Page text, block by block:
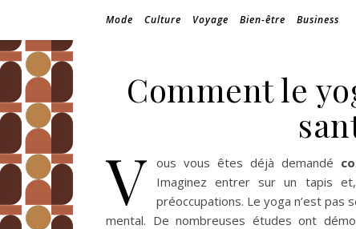
Mode Culture Voyage Bien-être Business
Comment le
V ous vous êtes déjà demandé
Imaginez entrer sur un tapis
préoccupations. Le yoga n’est pas
mental. De nombreuses études ont